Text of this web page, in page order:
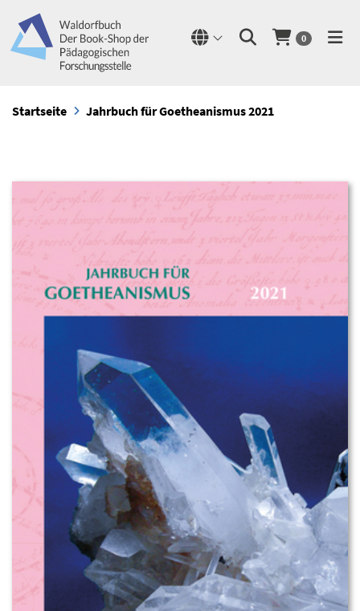
0
Startseite Jahrbuch für Goetheanismus 2021